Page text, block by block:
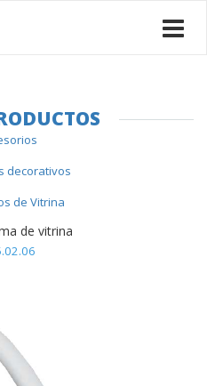
decorativos
de Vitrina
de vitrina